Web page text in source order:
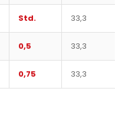
Std. 33,3
0,5 33,3
0,75 33,3